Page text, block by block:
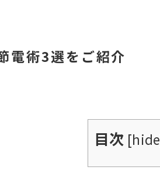
電術3選をご紹介
目次 [hide